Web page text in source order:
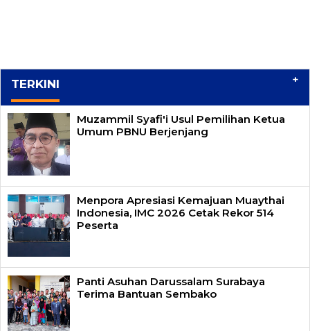
TERKINI +
Muzammil Syafi'i Usul Pemilihan Ketua
Umum PBNU Berjenjang
Menpora Apresiasi Kemajuan Muaythai
Indonesia, IMC 2026 Cetak Rekor 514
Peserta
Panti Asuhan Darussalam Surabaya
Terima Bantuan Sembako